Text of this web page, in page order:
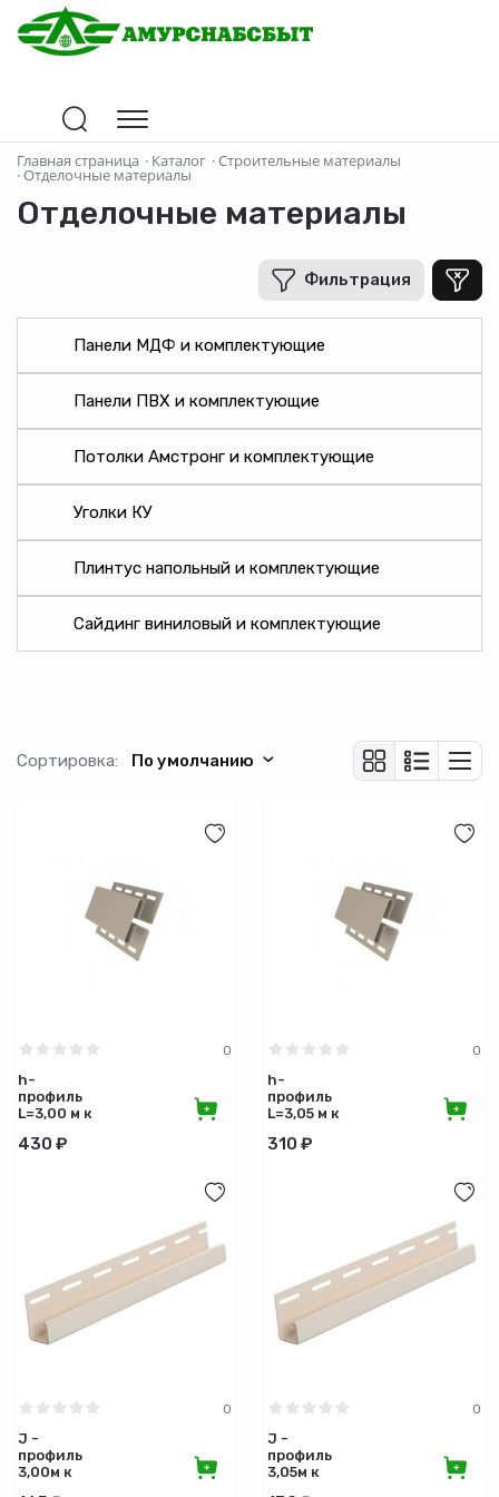
Главная страница · Каталог ·Строительные материалы
·Отделочные материалы
Отделочные материалы
Фильтрация
В рублях
Производитель
Назначение
Цвет
Длина (см)
Вес (кг)
Панели МДФ и комплектующие
Панели ПВХ и комплектующие
Потолки Амстронг и комплектующие
Уголки КУ
Плинтус напольный и комплектующие
Сайдинг виниловый и комплектующие
Сортировка: По умолчанию
0
h-
профиль
L=3,00 м к
/
430 ₽
0
h-
профиль
L=3,05 м к
310 ₽
0
J -
профиль
3,00м к
0
J -
профиль
3,05м к